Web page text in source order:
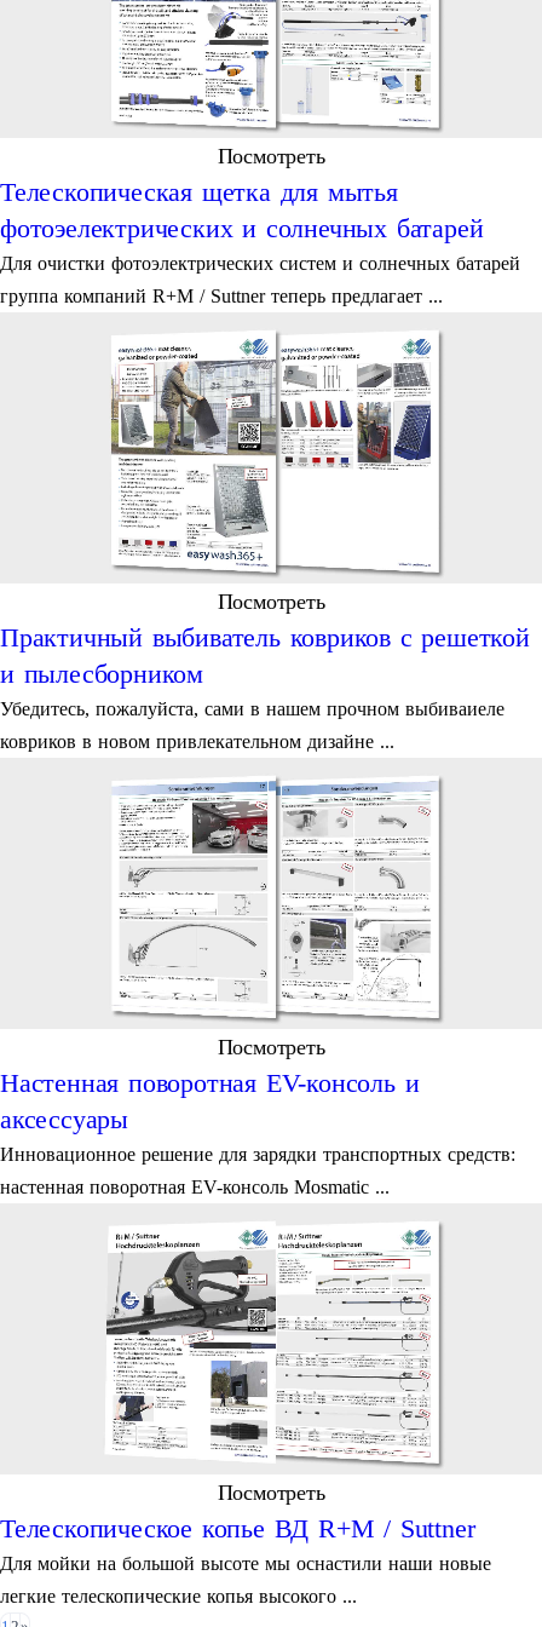
Посмотреть
Телескопическая щетка для мытья
фотоэелектрических и солнечных батарей
Для очистки фотоэлектрических систем и солнечных батарей
группа компаний R+M / Suttner теперь предлагает ...
Посмотреть
Практичный выбиватель ковриков с решеткой
и пылесборником
Убедитесь, пожалуйста, сами в нашем прочном выбиваиеле
ковриков в новом привлекательном дизайне ...
Посмотреть
Настенная поворотная EV-консоль и
аксессуары
Инновационное решение для зарядки транспортных средств:
настенная поворотная EV-консоль Mosmatic ...
Посмотреть
Телескопическое копье ВД R+M / Suttner
Для мойки на большой высоте мы оснастили наши новые
легкие телескопические копья высокого ...